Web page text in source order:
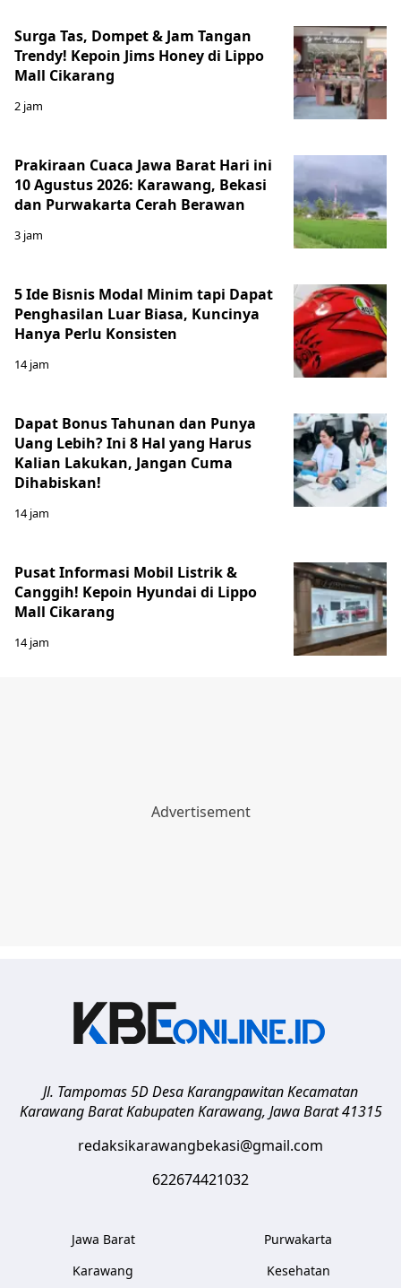
Surga Tas, Dompet & Jam Tangan
Trendy! Kepoin Jims Honey di Lippo
Mall Cikarang
2 jam
Prakiraan Cuaca Jawa Barat Hari ini
10 Agustus 2026: Karawang, Bekasi
dan Purwakarta Cerah Berawan
3 jam
5 Ide Bisnis Modal Minim tapi Dapat
Penghasilan Luar Biasa, Kuncinya
Hanya Perlu Konsisten
14 jam
Dapat Bonus Tahunan dan Punya
Uang Lebih? Ini 8 Hal yang Harus
Kalian Lakukan, Jangan Cuma
Dihabiskan!
14 jam
Pusat Informasi Mobil Listrik &
Canggih! Kepoin Hyundai di Lippo
Mall Cikarang
14 jam
Jl. Tampomas 5D Desa Karangpawitan Kecamatan
Karawang Barat Kabupaten Karawang, Jawa Barat 41315
redaksikarawangbekasi@gmail.com
622674421032
Jawa Barat
Karawang
Purwakarta
Kesehatan